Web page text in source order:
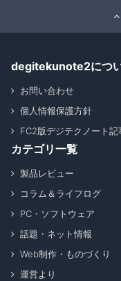
degitekunote2につ
お問い合わせ
個人情報保護方針
FC2版デジテクノート記
カテゴリ一覧
製品レビュー
コラム＆ライフログ
PC・ソフトウェア
話題・ネット情報
Web制作・ものづくり
運営より